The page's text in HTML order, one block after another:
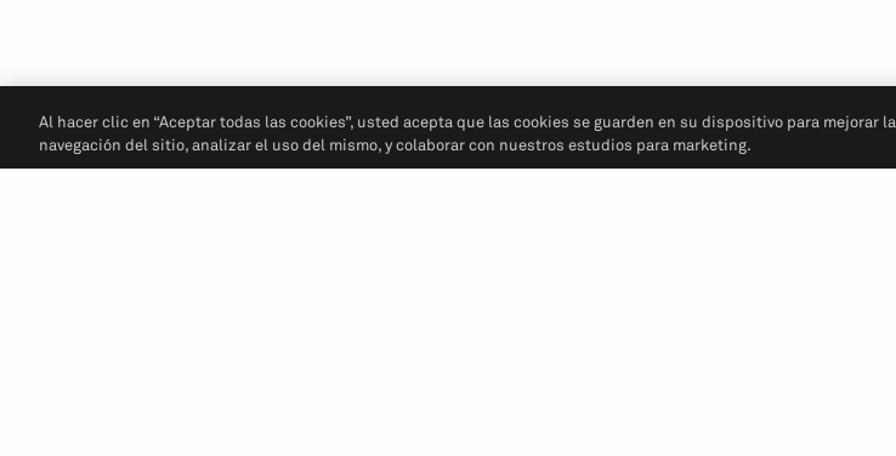
Al hacer clic en “Aceptar todas las cookies”, usted acepta que las cookies se guarden en su dispositivo para mejorar la
navegación del sitio, analizar el uso del mismo, y colaborar con nuestros estudios para marketing.